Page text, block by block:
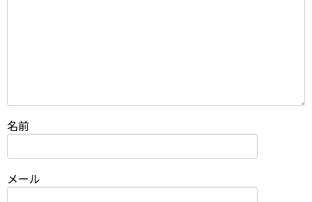
名前
メール